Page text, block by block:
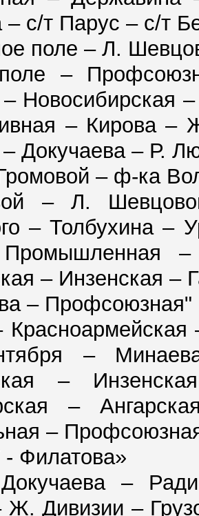
– с/т Парус – с/т
поле – Л.
–
– Новосибирская
– Кирова –
Докучаева – Р.
– ф-ка
– Л.
– Толбухина –
–
– Инзенская –
– Профсоюзная"
–
–
–
–
Филатова»
–
Дивизии –